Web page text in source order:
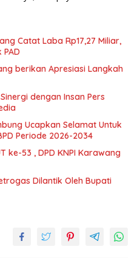
Catat Laba Rp17,27 Miliar,
berikan Apresiasi Langkah
dengan Insan Pers
Ucapkan Selamat Untuk
Periode 2026-2034
ke-53 , DPD KNPI Karawang
Dilantik Oleh Bupati